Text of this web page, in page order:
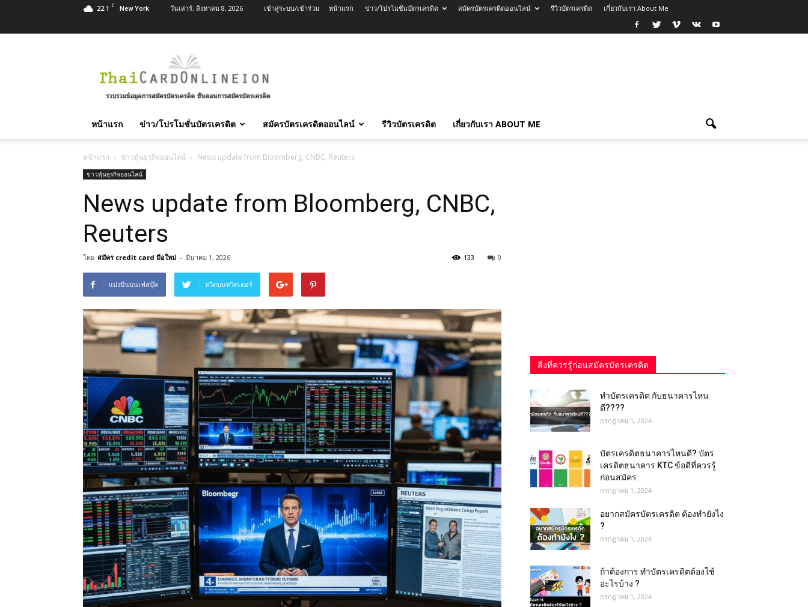
22.1 C New York วันเสาร์, สิงหาคม 8, 2026 เข้าสู่ระบบ/เข้าร่วม หน้าแรก ข่าว/โปรโมชั่นบัตรเครดิต สมัครบัตรเครดิตออนไลน์ รีวิวบัตรเครดิต เกี่ยวกับเรา About Me
เครดิต
บัตร
เงินสด
เชื่อ
บุคคล
ทุก
อนุมัติ
บริการ
ฟรี
หน้าแรก ข่าว/โปรโมชั่นบัตรเครดิต สมัครบัตรเครดิตออนไลน์ รีวิวบัตรเครดิต เกี่ยวกับเรา ABOUT ME
หน้าแรก ข่าวหุ้นธุรกิจออนไลน์ News update from Bloomberg, CNBC, Reuters
ข่าวหุ้นธุรกิจออนไลน์
News update from Bloomberg, CNBC,
Reuters
โดย สมัคร credit card มือใหม่ - มีนาคม 1, 2026 0
133
แบ่งปันบนเฟสบุ๊ค ทวีตบนทวิตเตอร์
สิ่งที่ควรรู้ก่อนสมัครบัตรเครดิต
ทำบัตรเครดิต กับธนาคารไหน
ดี????
กรกฎาคม 1, 2024
บัตรเครดิตธนาคารไหนดี? บัตร
เครดิตธนาคาร KTC ข้อดีที่ควรรู้
ก่อนสมัคร
กรกฎาคม 1, 2024
อยากสมัครบัตรเครดิต ต้องทำยังไง
?
กรกฎาคม 1, 2024
ถ้าต้องการ ทําบัตรเครดิตต้องใช้
อะไรบ้าง ?
กรกฎาคม 1, 2024